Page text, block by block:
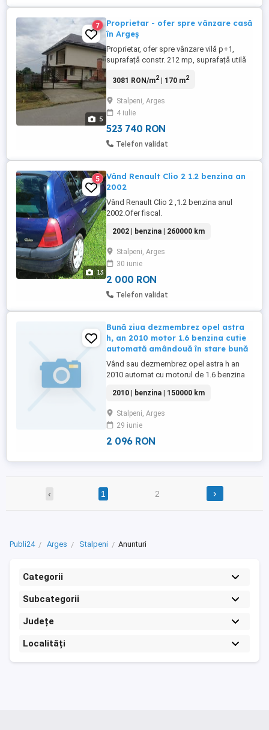
5
7
Proprietar - ofer spre vânzare casă
în Argeș
Proprietar, ofer spre vânzare vilă p+1,
suprafață constr. 212 mp, suprafață utilă
mp (cu o mică livadă), front stradal 17 mp,
la jumătatea distantei dintre Pitești și
Câmpulung Muscel, la o ora de Bran. Vila
este construită ...
3081 RON/m2| 170 m2
Stalpeni, Arges
4 iulie
523 740 RON
Telefon validat
13
5
Vând Renault Clio 2 1.2 benzina an
2002
Vând Renault Clio 2 ,1.2 benzina anul
2002.Ofer fiscal.
2002 | benzina | 260000 km
Stalpeni, Arges
30 iunie
2 000 RON
Telefon validat
Bună ziua dezmembrez opel astra
h, an 2010 motor 1.6 benzina cutie
automată amândouă în stare bună
Vând sau dezmembrez opel astra h an
2010 automat cu motorul de 1.6 benzina
de viteze întreținute caroserie afectată
2010 | benzina | 150000 km
Stalpeni, Arges
29 iunie
2 096 RON
‹ 1 2 ›
Publi24 Arges Stalpeni Anunturi
Categorii
Subcategorii
Județe
Localități